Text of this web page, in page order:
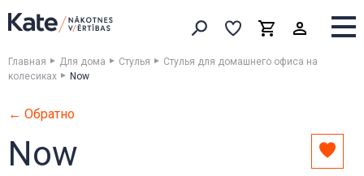
Искать товары
ВыборкаКорзинаВыборка
Главная Для дома Стулья
Стулья для домашнего офиса на
колесиках
Now
← Обратно
Now